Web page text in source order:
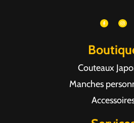
Couteaux
Manches